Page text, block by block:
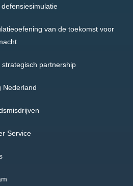
van de toekomst voor
partnership
Nederland
Service